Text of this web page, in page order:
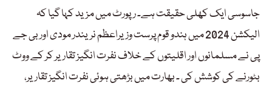
جاسوسی ایک کھلی حقیقت ہے۔ رپورٹ میں مزید کہا گیا کہ
الیکشن 2024 میں ہندو قوم پرست وزیراعظم نریندر مودی اور بی جے
پی نے مسلمانوں اور اقلیتوں کے خلاف نفرت انگیز تقاریر کر کے ووٹ
بٹورنے کی کوشش کی ۔ بھارت میں بڑھتی ہوئی نفرت انگیز تقاریر،